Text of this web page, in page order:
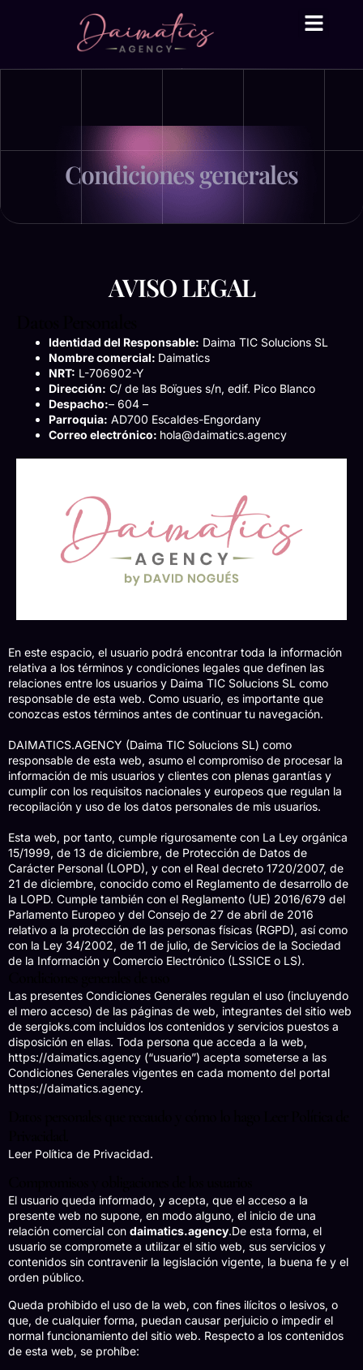
Condiciones generales
AVISO LEGAL
Identidad del Responsable: Daima TIC Solucions SL
Nombre comercial: Daimatics
NRT: L-706902-Y
Dirección: C/ de las Boïgues s/n, edif. Pico Blanco
Despacho:– 604 –
Parroquia: AD700 Escaldes-Engordany
Correo electrónico: hola@daimatics.agency
En este espacio, el usuario podrá encontrar toda la información
relativa a los términos y condiciones legales que definen las
relaciones entre los usuarios y Daima TIC Solucions SL como
responsable de esta web. Como usuario, es importante que
conozcas estos términos antes de continuar tu navegación.
DAIMATICS.AGENCY (Daima TIC Solucions SL) como
responsable de esta web, asumo el compromiso de procesar la
información de mis usuarios y clientes con plenas garantías y
cumplir con los requisitos nacionales y europeos que regulan la
recopilación y uso de los datos personales de mis usuarios.
Esta web, por tanto, cumple rigurosamente con La Ley orgánica
15/1999, de 13 de diciembre, de Protección de Datos de
Carácter Personal (LOPD), y con el Real decreto 1720/2007, de
21 de diciembre, conocido como el Reglamento de desarrollo de
la LOPD. Cumple también con el Reglamento (UE) 2016/679 del
Parlamento Europeo y del Consejo de 27 de abril de 2016
relativo a la protección de las personas físicas (RGPD), así como
con la Ley 34/2002, de 11 de julio, de Servicios de la Sociedad
de la Información y Comercio Electrónico (LSSICE o LS).
Las presentes Condiciones Generales regulan el uso (incluyendo
el mero acceso) de las páginas de web, integrantes del sitio web
de sergioks.com incluidos los contenidos y servicios puestos a
disposición en ellas. Toda persona que acceda a la web,
https://daimatics.agency (“usuario”) acepta someterse a las
Condiciones Generales vigentes en cada momento del portal
https://daimatics.agency.
Leer Política de Privacidad.
El usuario queda informado, y acepta, que el acceso a la
presente web no supone, en modo alguno, el inicio de una
relación comercial con daimatics.agency.De esta forma, el
usuario se compromete a utilizar el sitio web, sus servicios y
contenidos sin contravenir la legislación vigente, la buena fe y el
orden público.
Queda prohibido el uso de la web, con fines ilícitos o lesivos, o
que, de cualquier forma, puedan causar perjuicio o impedir el
normal funcionamiento del sitio web. Respecto a los contenidos
de esta web, se prohíbe:
Daima Business AI
● En línea